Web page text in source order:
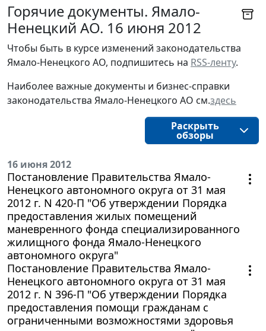
Горячие документы. Ямало-
Ненецкий АО. 16 июня 2012
Чтобы быть в курсе изменений законодательства
Ямало-Ненецкого АО, подпишитесь на RSS-ленту.
Наиболее важные документы и бизнес-справки
законодательства Ямало-Ненецкого АО см.здесь
Раскрыть
обзоры
16 июня 2012
Постановление Правительства Ямало-
Ненецкого автономного округа от 31 мая
2012 г. N 420-П "Об утверждении Порядка
предоставления жилых помещений
маневренного фонда специализированного
жилищного фонда Ямало-Ненецкого
автономного округа"
Постановление Правительства Ямало-
Ненецкого автономного округа от 31 мая
2012 г. N 396-П "Об утверждении Порядка
предоставления помощи гражданам с
ограниченными возможностями здоровья